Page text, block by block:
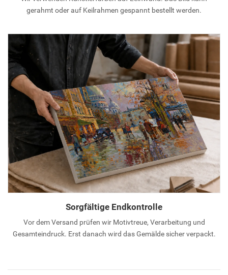
gerahmt oder auf Keilrahmen gespannt bestellt werden.
Sorgfältige Endkontrolle
Vor dem Versand prüfen wir Motivtreue, Verarbeitung und
Gesamteindruck. Erst danach wird das Gemälde sicher verpackt.